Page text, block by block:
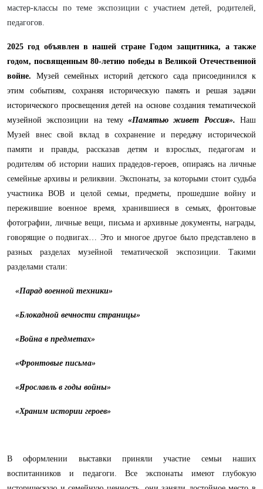
мастер-классы по теме экспозиции с участием детей, родителей,
педагогов.
2025 год объявлен в нашей стране Годом защитника, а также
годом, посвященным 80-летию победы в Великой Отечественной
войне. Музей семейных историй детского сада присоединился к
этим событиям, сохраняя историческую память и решая задачи
исторического просвещения детей на основе создания тематической
музейной экспозиции на тему«Памятью живет Россия».Наш
Музей внес свой вклад в сохранение и передачу исторической
памяти и правды, рассказав детям и взрослых, педагогам и
родителям об истории наших прадедов-героев, опираясь на личные
семейные архивы и реликвии. Экспонаты, за которыми стоит судьба
участника ВОВ и целой семьи, предметы, прошедшие войну и
пережившие военное время, хранившиеся в семьях, фронтовые
фотографии, личные вещи, письма и архивные документы, награды,
говорящие о подвигах… Это и многое другое было представлено в
разных разделах музейной тематической экспозиции. Такими
разделами стали:
«Парад военной техники»
«Блокадной вечности страницы»
«Война в предметах»
«Фронтовые письма»
«Ярославль в годы войны»
«Храним истории героев»
В оформлении выставки приняли участие семьи наших
воспитанников и педагоги. Все экспонаты имеют глубокую